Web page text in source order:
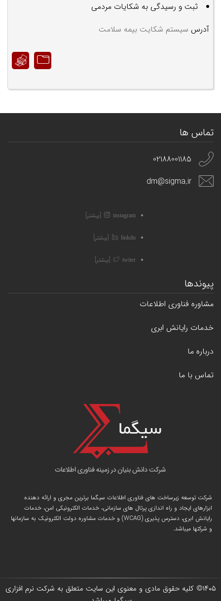
ثبت و رسیدگی به شکایات مردمی
آدرس سیستم شکایت بیمه سلامت
تماس ها
02188001185
dm@sigma.ir
instagram [بيشتر]
linkdn [بيشتر]
twiter [بيشتر]
پیوندها
مشاوره فناوری اطلاعات
خدمات رایانش ابری
درباره ما
تماس با ما
شرکت توسعه زیرساخت های فناوری اطلاعات سیگما برترین مجری و ارائه دهنده
ابزارهای ایجاد و راه اندازی پرتال های سازمانی، خدمات الکترونیکی امن، خدمات
رایانش ابری، دسترس پذیری (WCAG) و خدمات مشاوره دولت الکترونیک به سازمانها
و شرکتها میباشد.
۱۴۰۵© کلیه حقوق مادی و معنوی این سایت متعلق به شرکت نرم افزاری